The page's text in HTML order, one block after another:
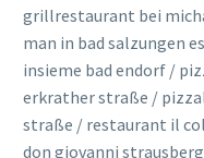
grillrestaurant bei
man in bad salzungen
insieme bad endorf /
erkrather straße /
straße / restaurant il
don giovanni